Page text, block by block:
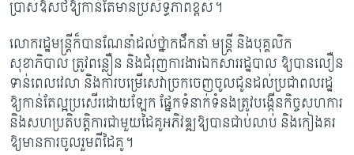
ប្រាស់ឱសថឱ្យកាន់តែមានប្រសិទ្ធភាពខ្ពស់។
លោករដ្ឋមន្រ្តីក៏បានណែនាំដល់ថ្នាកដឹកនាំ មន្រ្តី និងបុគ្គលិក
សុខាភិបាល ត្រូវពន្លឿន និងជំរុញការងារឯកសាររដ្ឋបាល ឱ្យបានលឿន
ទាន់ពេលវេលា និងការបម្រើសេវាច្រកចេញចូលជូនដល់​ប្រជាពលរដ្ឋ
ឱ្យកាន់តែល្អប្រសើរដោយឡែក ផ្នែកទំនាក់ទំនងត្រូវបង្កើនកិច្ចសហការ
និងសហប្រតិបត្តិការ​ជាមួយដៃគូអភិវឌ្ឍឱ្យបានជាប់លាប់ និងកៀងគរ
ឱ្យមានការចូលរួមពីដៃគូ។